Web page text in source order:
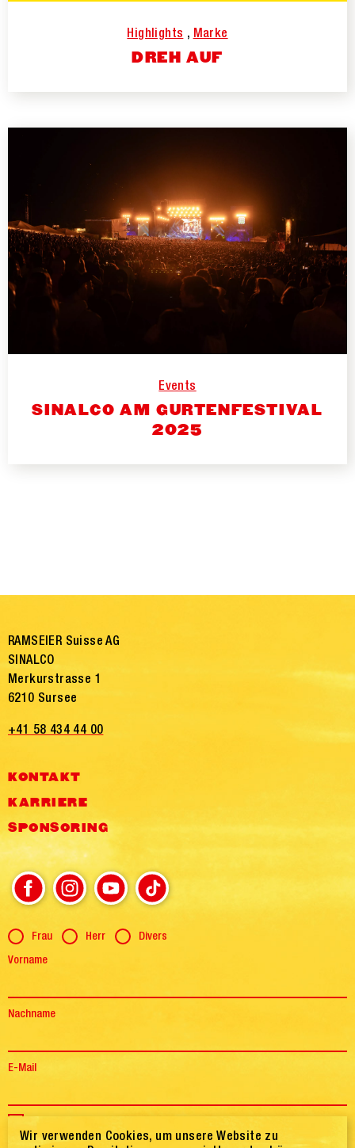
Highlights , Marke
DREH AUF
Events
SINALCO AM GURTENFESTIVAL
2025
RAMSEIER Suisse AG
SINALCO
Merkurstrasse 1
6210 Sursee
+41 58 434 44 00
KONTAKT
KARRIERE
SPONSORING
AnredeFrau Herr
Divers
Vorname
Nachname
E-Mail
EinwilligungIch bestätige hiermit, dass ich die Informationen zum
gelesen, verstanden und akzeptiert habe.
Wir verwenden Cookies, um unsere Website zu